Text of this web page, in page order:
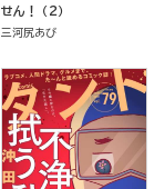
せん！ （2）
三河尻あび